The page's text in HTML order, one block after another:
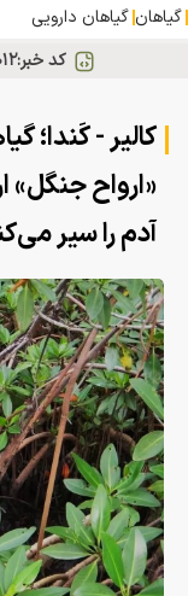
گیاهان گیاهان دارویی
کد خبر:
کالیر - کَندا؛
«ارواح جنگل»
آدم را سیر